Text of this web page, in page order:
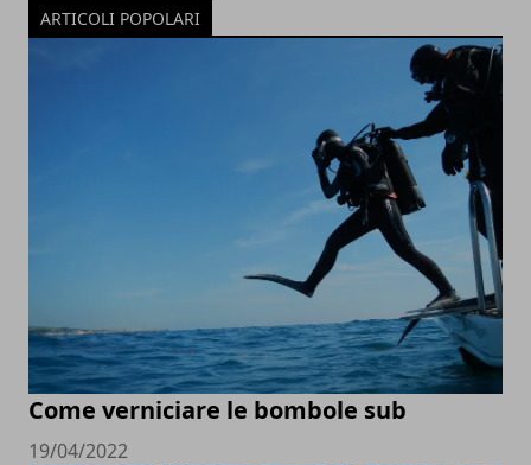
ARTICOLI POPOLARI
Come verniciare le bombole sub
19/04/2022